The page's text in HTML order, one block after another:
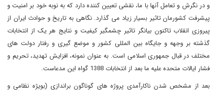
و در نگرش و تعامل آنها با ما، نقشی تعیین کننده دارد که به نوبه خود بر امنیت و
پیشرفت کشورمان تاثیر بسیار زیاد می گذارد. نگاهی به تاریخ و حوادث ایران از
پیروزی انقلاب تاکنون بیانگر تاثیر چشمگیر کیفیت و نتایج هر یک از انتخابات
گذشته بر وجهه و جایگاه بین المللی کشور و موضع گیری و رفتار دولت های
مختلف در قبال جمهوری اسلامی است. به عنوان نمونه، افزایش تهدید، تحریم و
فشار ایالات متحده علیه ما بعد از انتخابات 1388 گواه این مدعاست.
بعد از مشخص شدن ناکارآمدی پروژه های گوناگون براندازی (بویژه نظامی و